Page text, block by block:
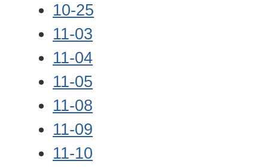
10-25
11-03
11-04
11-05
11-08
11-09
11-10